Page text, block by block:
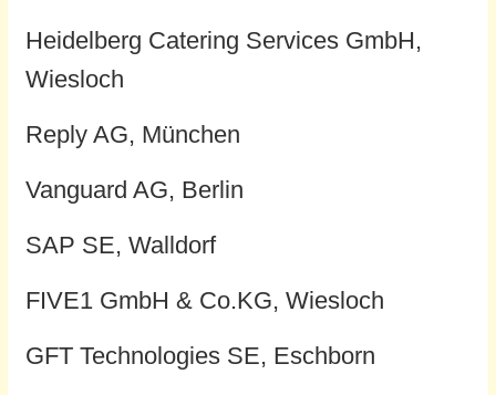
Heidelberg Catering Services GmbH,
Wiesloch
Reply AG, München
Vanguard AG, Berlin
SAP SE, Walldorf
FIVE1 GmbH & Co.KG, Wiesloch
GFT Technologies SE, Eschborn